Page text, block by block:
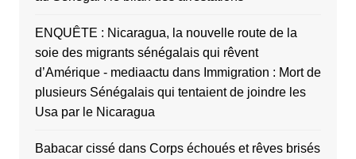
ENQUÊTE : Nicaragua, la nouvelle route de la
soie des migrants sénégalais qui rêvent
d’Amérique - mediaactu dans Immigration : Mort de
plusieurs Sénégalais qui tentaient de joindre les
Usa par le Nicaragua
Babacar cissédans Corps échoués et rêves brisés